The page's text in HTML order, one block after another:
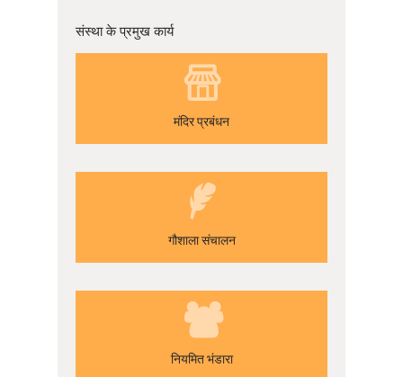
संस्था के प्रमुख कार्य
मंदिर प्रबंधन
गौशाला संचालन
नियमित भंडारा